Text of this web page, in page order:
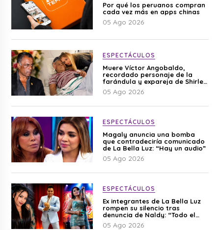
Por qué los peruanos compran
cada vez más en apps chinas
05 Ago 2026
ESPECTÁCULOS
Muere Víctor Angobaldo,
recordado personaje de la
farándula y expareja de Shirley
Cherres
05 Ago 2026
ESPECTÁCULOS
Magaly anuncia una bomba
que contradeciría comunicado
de La Bella Luz: “Hay un audio”
05 Ago 2026
ESPECTÁCULOS
Ex integrantes de La Bella Luz
rompen su silencio tras
denuncia de Naldy: “Todo el
mundo lo sabía”
05 Ago 2026